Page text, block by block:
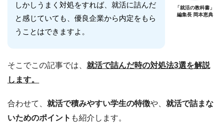
しかしうまく対処をすれば、就活に詰んだ
と感じていても、優良企業から内定をもら
うことはできますよ。
「就活の教科書」
編集長 岡本恵典
そこでこの記事では、 就活で詰んだ時の対処法3選を解説
します。
合わせて、 就活で積みやすい学生の特徴や、 就活で詰まな
いためのポイント も紹介します。